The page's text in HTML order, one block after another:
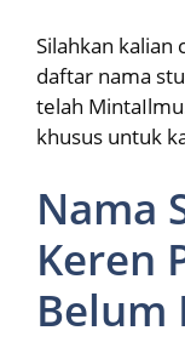
Silahkan kalian
daftar nama
telah
khusus untuk
Nama
Keren
Belum